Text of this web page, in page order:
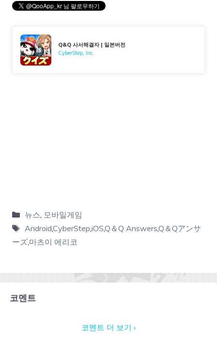
Q&Q 사서해결자 | 일본버전
CyberStep, Inc.
뉴스, 모바일게임
Android,CyberStep,iOS,Q＆Q Answers,Q＆Qアンサ
ーズ,마츠이 에리코
코멘트
코멘트 더 보기 ›